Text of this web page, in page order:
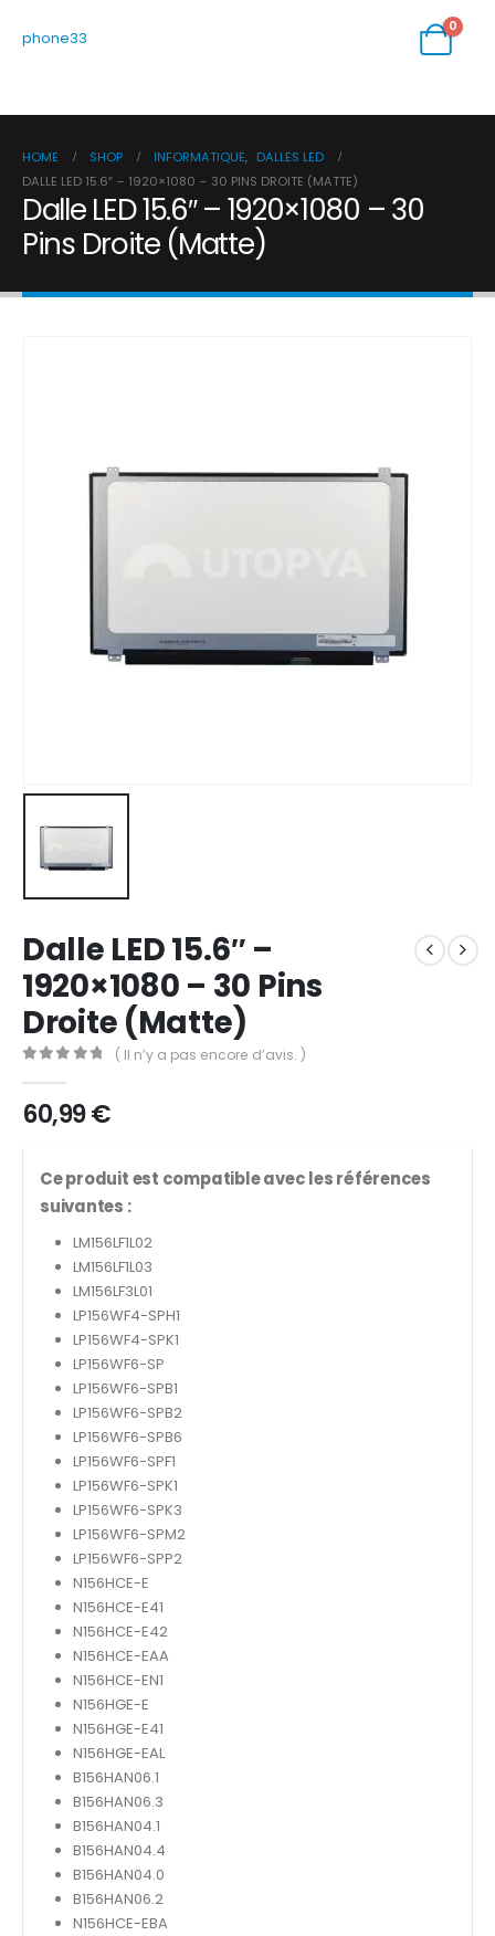
phone33
0
HOME SHOP INFORMATIQUE, DALLES LED
DALLE LED 15.6″ – 1920×1080 – 30 PINS DROITE (MATTE)
Dalle LED 15.6″ – 1920×1080 – 30
Pins Droite (Matte)
Dalle LED 15.6″ –
1920×1080 – 30 Pins
Droite (Matte)
( Il n’y a pas encore d’avis. )
60,99€
Ce produit est compatible avec les références
suivantes :
LM156LF1L02
LM156LF1L03
LM156LF3L01
LP156WF4-SPH1
LP156WF4-SPK1
LP156WF6-SP
LP156WF6-SPB1
LP156WF6-SPB2
LP156WF6-SPB6
LP156WF6-SPF1
LP156WF6-SPK1
LP156WF6-SPK3
LP156WF6-SPM2
LP156WF6-SPP2
N156HCE-E
N156HCE-E41
N156HCE-E42
N156HCE-EAA
N156HCE-EN1
N156HGE-E
N156HGE-E41
N156HGE-EAL
B156HAN06.1
B156HAN06.3
B156HAN04.1
B156HAN04.4
B156HAN04.0
B156HAN06.2
N156HCE-EBA